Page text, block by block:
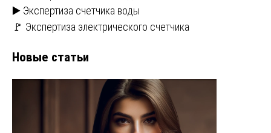
▶️ Экспертиза счетчика воды
🚩 Экспертиза электрического счетчика
Новые статьи